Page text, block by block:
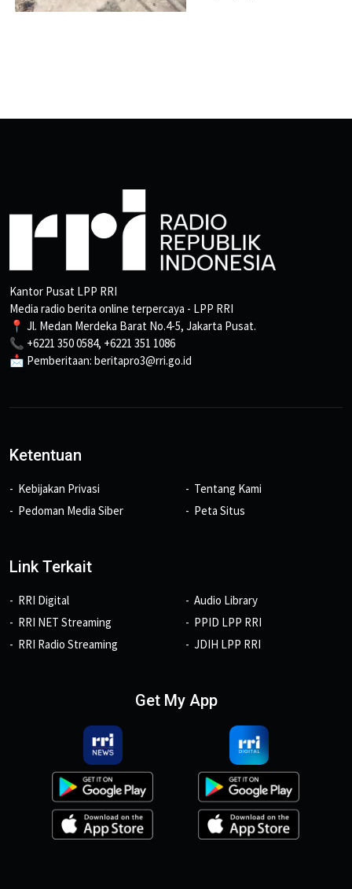
Kantor Pusat LPP RRI
Media radio berita online terpercaya - LPP RRI
📍 Jl. Medan Merdeka Barat No.4-5, Jakarta Pusat.
📞 +6221 350 0584, +6221 351 1086
📩 Pemberitaan: beritapro3@rri.go.id
Ketentuan
Kebijakan Privasi
Pedoman Media Siber
Tentang Kami
Peta Situs
Link Terkait
RRI Digital
RRI NET Streaming
RRI Radio Streaming
Audio Library
PPID LPP RRI
JDIH LPP RRI
Get My App